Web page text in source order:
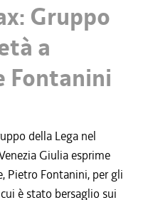
Gruppo
a
Fontanini
della Lega nel
Giulia esprime
Pietro Fontanini, per gli
è stato bersaglio sui